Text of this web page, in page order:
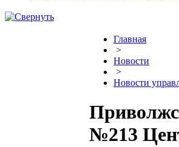
Главная
>
Новости
>
Новости
№213